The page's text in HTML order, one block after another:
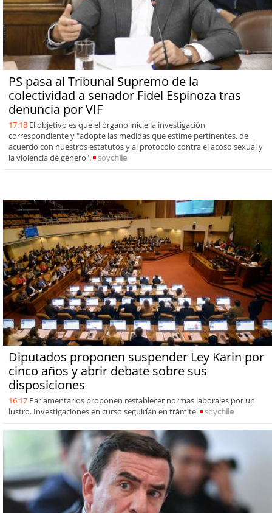
PS pasa al Tribunal Supremo de la
colectividad a senador Fidel Espinoza tras
denuncia por VIF
17:18 El objetivo es que el órgano inicie la investigación
correspondiente y "adopte las medidas que estime pertinentes, de
acuerdo con nuestros estatutos y al protocolo contra el acoso sexual y
la violencia de género".
soychile
Diputados proponen suspender Ley Karin por
cinco años y abrir debate sobre sus
disposiciones
16:17 Parlamentarios proponen restablecer normas laborales por un
lustro. Investigaciones en curso seguirían en trámite.
soychile